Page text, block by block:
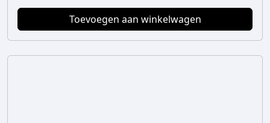
Toevoegen aan winkelwagen